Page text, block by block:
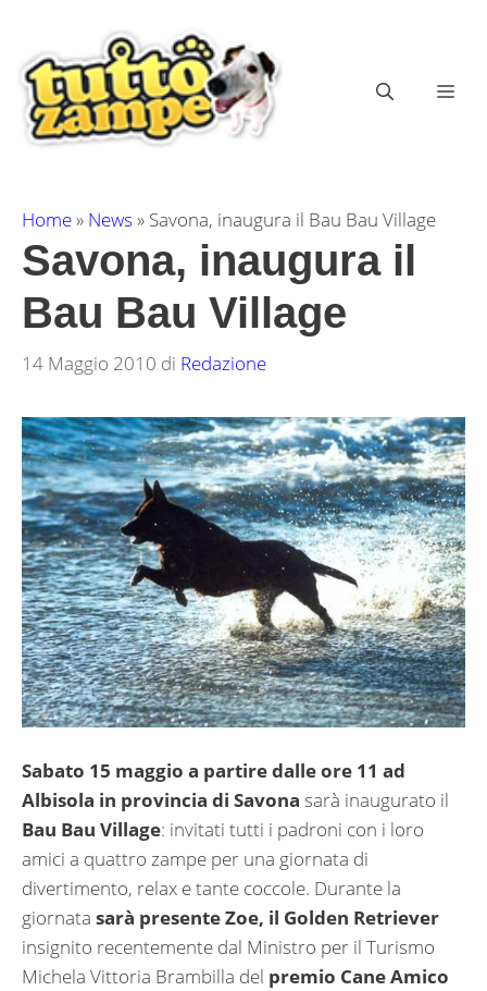
contenuto
Home» News » Savona, inaugura il Bau Bau Village
Savona, inaugura il
Bau Bau Village
14 Maggio 2010 di Redazione
Sabato 15 maggio a partire dalle ore 11 ad
Albisola in provincia di Savona sarà inaugurato il
Bau Bau Village: invitati tutti i padroni con i loro
amici a quattro zampe per una giornata di
divertimento, relax e tante coccole. Durante la
giornata sarà presente Zoe, il Golden Retriever
insignito recentemente dal Ministro per il Turismo
Michela Vittoria Brambilla del premio Cane Amico